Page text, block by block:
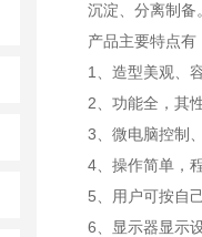
沉淀、分离制备
产品主要特点有
1、造型美观、
2、功能全，其
3、微电脑控制
4、操作简单，
5、用户可按自
6、显示器显示